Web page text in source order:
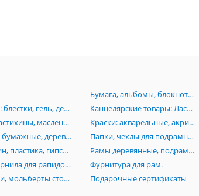
Бумага, альбомы, блокноты, картон, книги, папки, планшеты, пенокартон, паспарту, склейки.
Декупаж: блестки, гель, деревянные заготовки, лак, клей, маски, мозаика, платки
Канцелярские товары: Ластики, линейки, ножи, лекала, готовальни, кнопки, скотч, стрейч
Кисти, мастихины, масленки, стаканы
Краски: акварельные, акриловые, гуашевые, темперные, пасты, фестивальные
Палитры бумажные, деревянные, акриловые, пластиковые
Папки, чехлы для подрамников, сумки, тубусы, пеналы, портфилио, фартуки
Пластилин, пластика, гипсовые изделия (бюсты, орнаменты, головы), манекены
Рамы деревянные, подрамники, модульные подрамники
Тушь, чернила для рапидографов
Фурнитура для рам.
Этюдники, мольберты столы, стулья Подарочные сертификаты